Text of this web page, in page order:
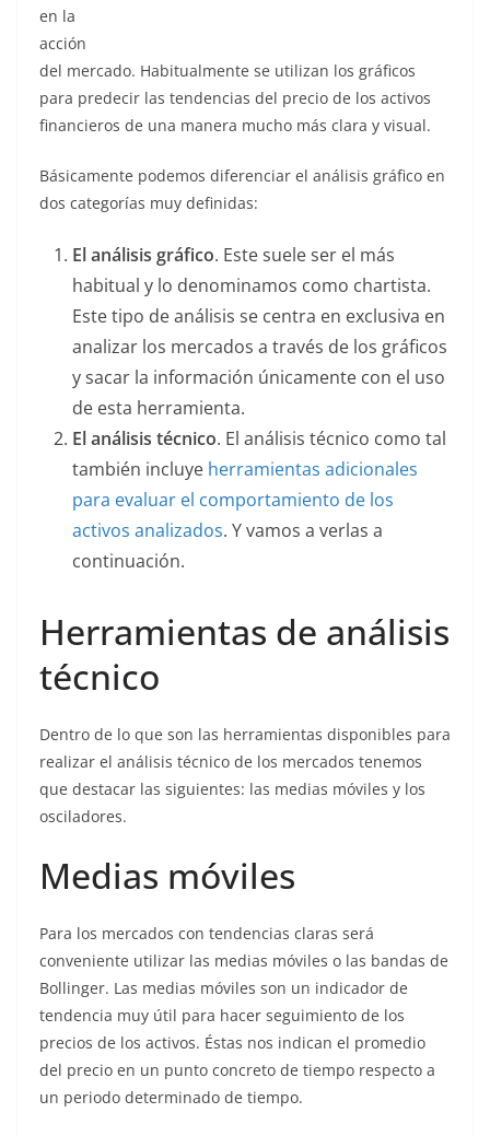
en la
acción
del mercado. Habitualmente se utilizan los gráficos
para predecir las tendencias del precio de los activos
financieros de una manera mucho más clara y visual.
Básicamente podemos diferenciar el análisis gráfico en
dos categorías muy definidas:
El análisis gráfico. Este suele ser el más
habitual y lo denominamos como chartista.
Este tipo de análisis se centra en exclusiva en
analizar los mercados a través de los gráficos
y sacar la información únicamente con el uso
de esta herramienta.
El análisis técnico. El análisis técnico como tal
también incluye herramientas adicionales
para evaluar el comportamiento de los
activos analizados. Y vamos a verlas a
continuación.
Herramientas de análisis
técnico
Dentro de lo que son las herramientas disponibles para
realizar el análisis técnico de los mercados tenemos
que destacar las siguientes: las medias móviles y los
osciladores.
Medias móviles
Para los mercados con tendencias claras será
conveniente utilizar las medias móviles o las bandas de
Bollinger. Las medias móviles son un indicador de
tendencia muy útil para hacer seguimiento de los
precios de los activos. Éstas nos indican el promedio
del precio en un punto concreto de tiempo respecto a
un periodo determinado de tiempo.